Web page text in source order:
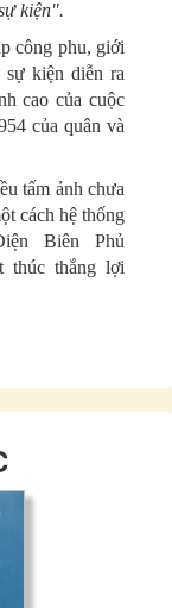
kiện".
công phu, giới
kiện diễn ra
cao của cuộc
của quân và
tấm ảnh chưa
cách hệ thống
Biên Phủ
thúc thắng lợi
VIỆT NAM
HỒ CHÍ MINH